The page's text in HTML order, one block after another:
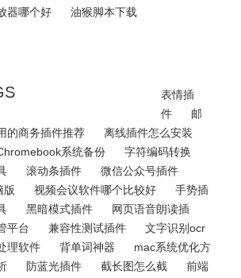
器哪个好 油猴脚本下载
表情插
件
邮
的商务插件推荐
离线插件怎么安装
系统备份
字符编码转换
滚动条插件
微信公众号插件
版
视频会议软件哪个比较好
手势插
黑暗模式插件
网页语音朗读插
平台 兼容性测试插件
文字识别ocr
理软件 背单词神器
mac系统优化方
防蓝光插件 截长图怎么截
前端